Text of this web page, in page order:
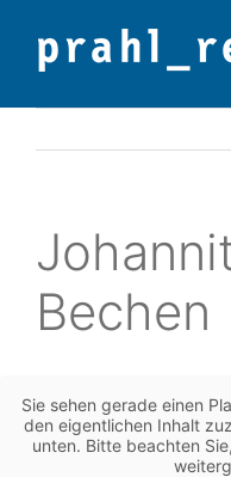
Inhalt
Bechen
Sie sehen gerade einen
den eigent­li­chen Inhalt
unten. Bitte beach­ten